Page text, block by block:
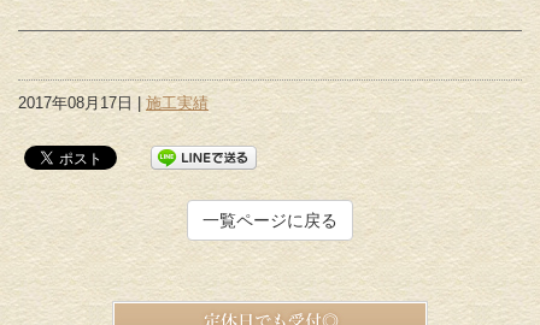
2017年08月17日 | 施工実績
一覧ページに戻る